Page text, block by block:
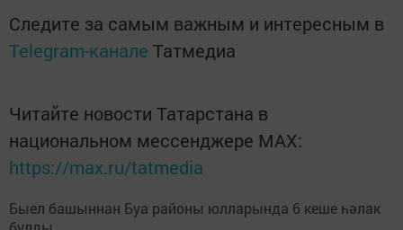
Следите за самым важным и интересным в
Telegram-канале Татмедиа
Читайте новости Татарстана в
национальном мессенджере MАХ:
https://max.ru/tatmedia
Быел башыннан Буа районы юлларында 6 кеше һәлак